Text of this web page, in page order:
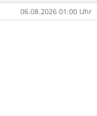
06.08.2026 01:00 Uhr